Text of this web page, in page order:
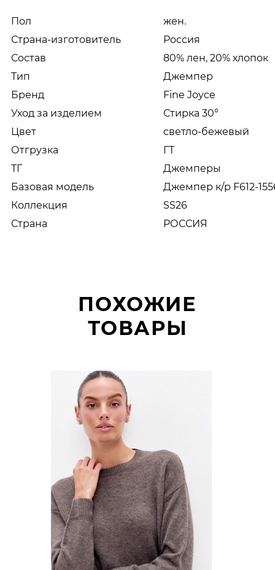
Пол
жен.
Страна-изготовитель
Россия
Состав
80% лен, 20% хлопок
Тип
Джемпер
Бренд
Fine Joyce
Уход за изделием
Стирка 30°
Цвет
светло-бежевый
Отгрузка
ГТ
ТГ
Джемперы
Базовая модель
Джемпер к/р F612-
Коллекция
SS26
Страна
РОССИЯ
ПОХОЖИЕ
ТОВАРЫ